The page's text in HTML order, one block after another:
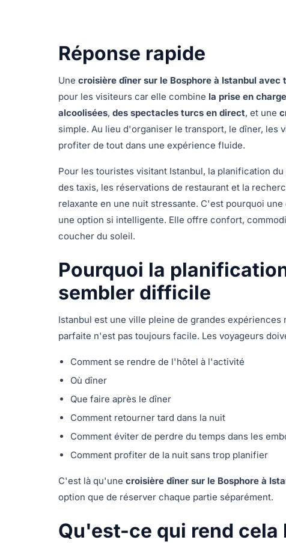
Réponse rapide
Une croisière dîner sur le Bosphore à Istanbul
pour les visiteurs car elle combine la prise en
alcoolisées, des spectacles turcs en direct, et une
simple. Au lieu d'organiser le transport, le dîner, les
profiter de tout dans une expérience fluide.
Pour les touristes visitant Istanbul, la planification
des taxis, les réservations de restaurant et la
relaxante en une nuit stressante. C'est pourquoi
une option si intelligente. Elle offre confort,
coucher du soleil.
Pourquoi la
sembler difficile
Istanbul est une ville pleine de grandes
parfaite n'est pas toujours facile. Les voyageurs
Comment se rendre de l'hôtel à l'activité
Où dîner
Que faire après le dîner
Comment retourner tard dans la nuit
Comment éviter de perdre du temps dans les
Comment profiter de la nuit sans trop planifier
C'est là qu'une croisière dîner sur le Bosphore à
option que de réserver chaque partie séparément.
Qu'est-ce qui rend cela